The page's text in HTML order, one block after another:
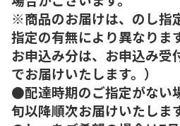
※商品のお届けは、のし指
指定の有無により異なりま
お申込み分は、お申込み受
でお届けいたします。）
●配達時期のご指定がない
旬以降順次お届けいたしま